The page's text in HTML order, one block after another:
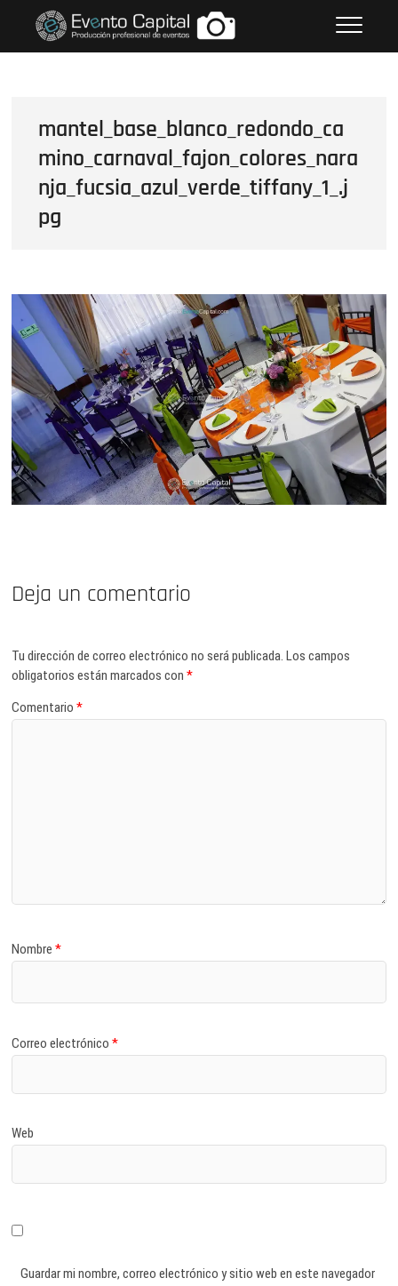
contenido
FOTOS GRUPO EMPRESARIAL
mantel_base_blanco_redondo_ca
mino_carnaval_fajon_colores_nara
nja_fucsia_azul_verde_tiffany_1_.j
pg
Deja un comentario
Tu dirección de correo electrónico no será publicada. Los campos
obligatorios están marcados con*
Comentario*
Nombre*
Correo electrónico*
Web
Guardar mi nombre, correo electrónico y sitio web en este navegador